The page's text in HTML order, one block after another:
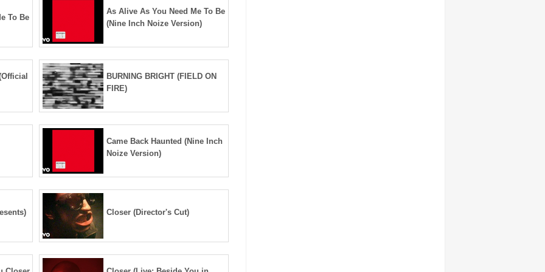
To Be
As Alive As You Need Me To Be
(Nine Inch Noize Version)
BURNING BRIGHT (FIELD ON
FIRE)
Came Back Haunted (Nine Inch
Noize Version)
Closer (Director's Cut)